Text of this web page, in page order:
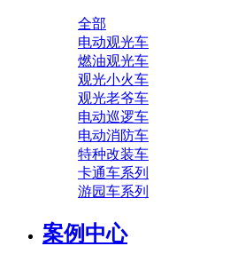
全部
电动观光车
燃油观光车
观光小火车
观光老爷车
电动巡逻车
电动消防车
特种改装车
卡通车系列
游园车系列
案例中心